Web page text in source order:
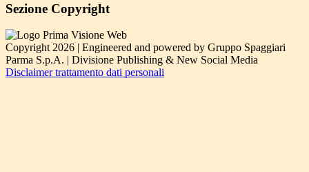
Sezione Copyright
Copyright 2026 | Engineered and powered by Gruppo Spaggiari
Parma S.p.A. | Divisione Publishing & New Social Media
Disclaimer trattamento dati personali